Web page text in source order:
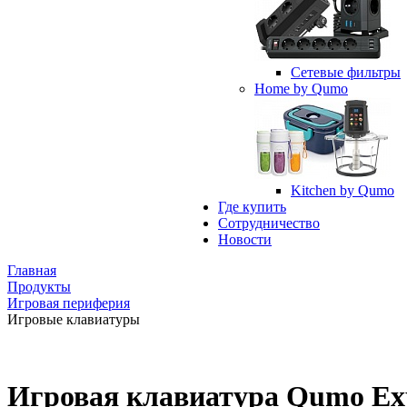
Сетевые фильтры
Home by Qumo
Kitchen by Qumo
Где купить
Сотрудничество
Новости
Главная
Продукты
Игровая периферия
Игровые клавиатуры
Игровая клавиатура Qumo